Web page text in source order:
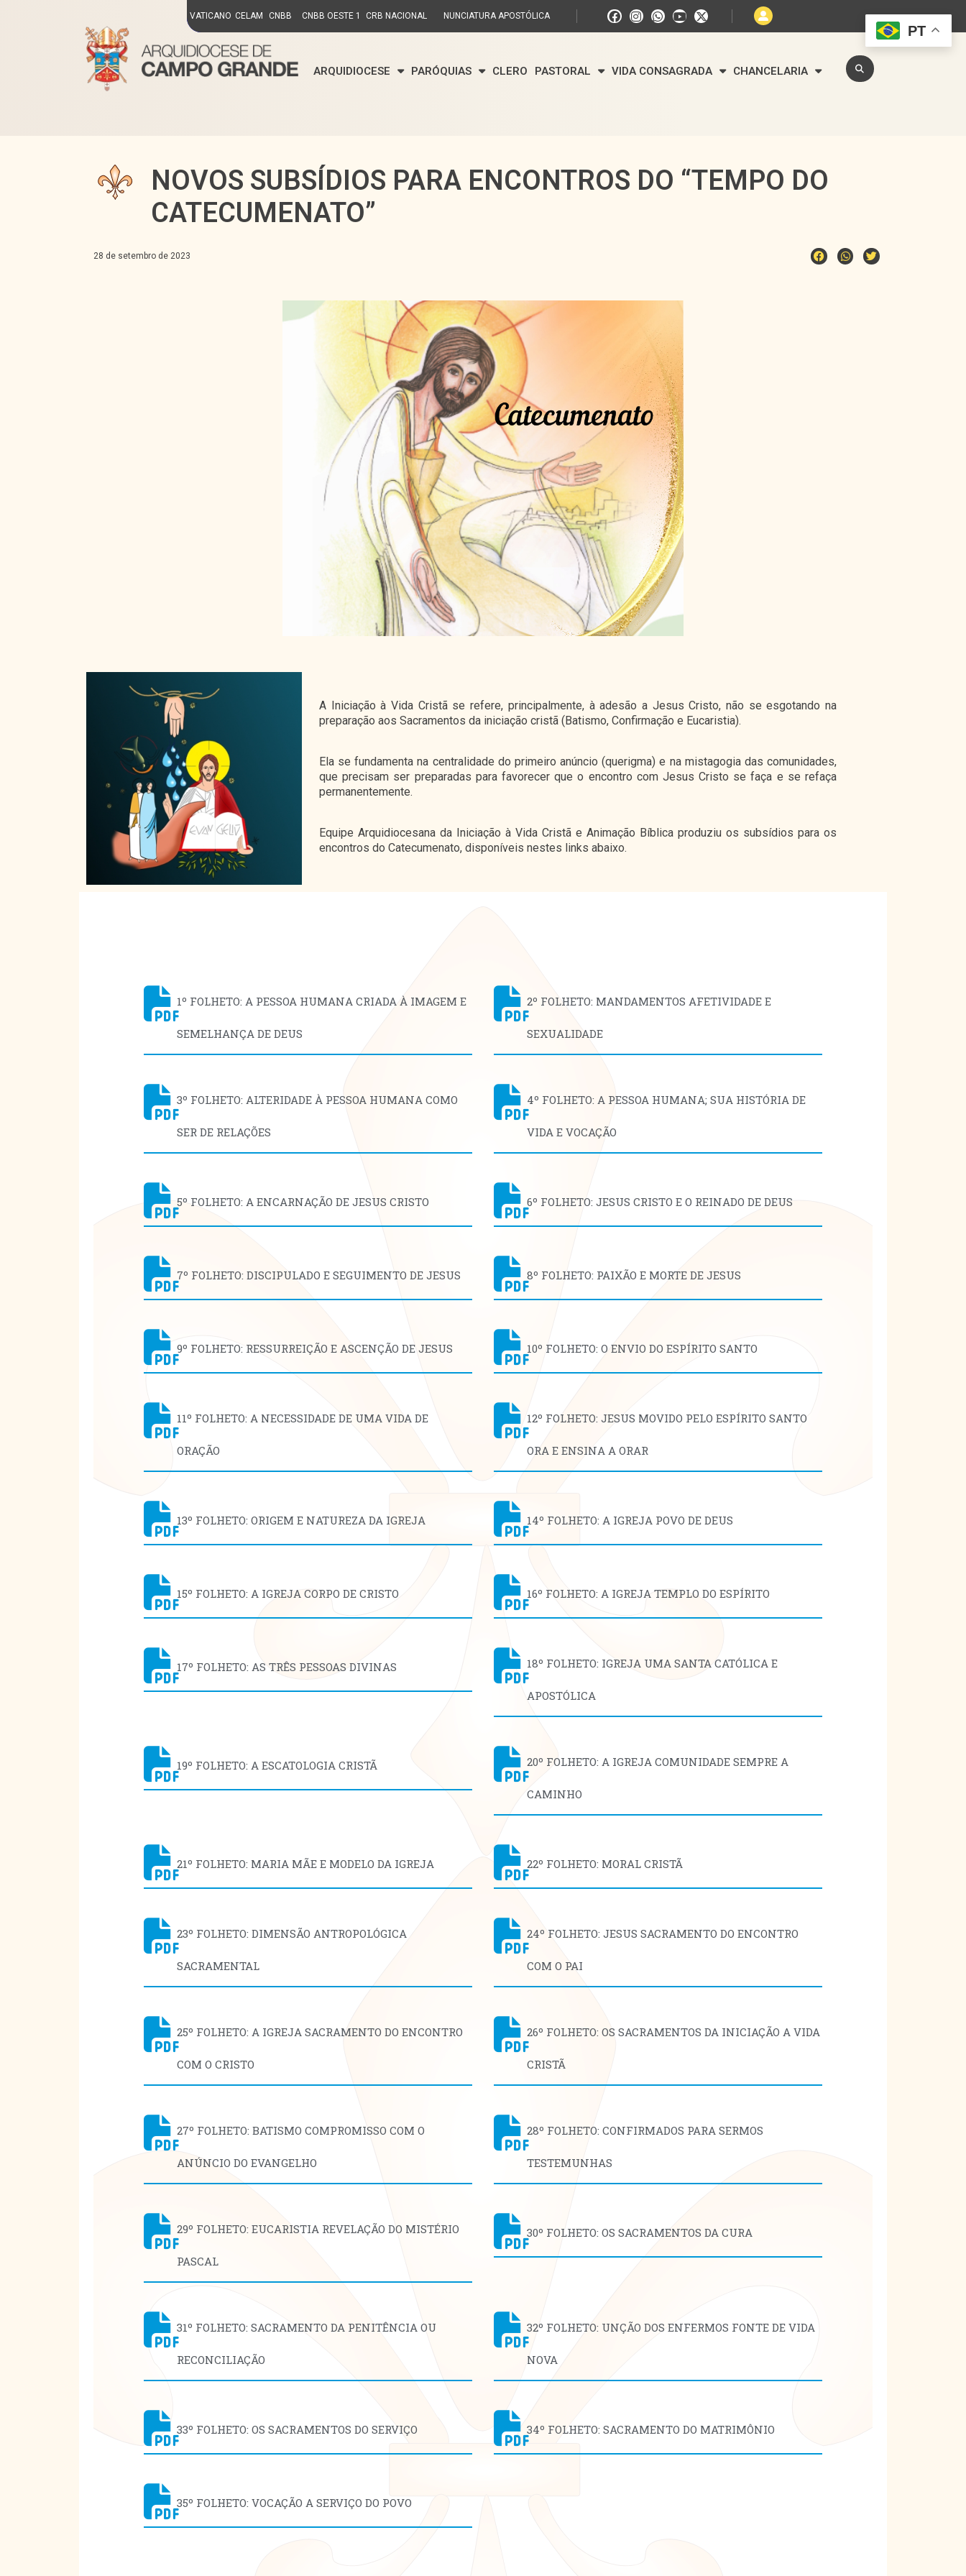
VATICANO CELAM CNBB CNBB OESTE 1 CRB NACIONAL NUNCIATURA APOSTÓLICA
ARQUIDIOCESE PARÓQUIAS CLERO PASTORAL VIDA CONSAGRADA CHANCELARIA
NOVOS SUBSÍDIOS PARA ENCONTROS DO “TEMPO DO
CATECUMENATO”
28 de setembro de 2023
A Iniciação à Vida Cristã se refere, principalmente, à adesão a Jesus Cristo, não se esgotando na
preparação aos Sacramentos da iniciação cristã (Batismo, Confirmação e Eucaristia).
Ela se fundamenta na centralidade do primeiro anúncio (querigma) e na mistagogia das comunidades,
que precisam ser preparadas para favorecer que o encontro com Jesus Cristo se faça e se refaça
permanentemente.
Equipe Arquidiocesana da Iniciação à Vida Cristã e Animação Bíblica produziu os subsídios para os
encontros do Catecumenato, disponíveis nestes links abaixo.
1º FOLHETO: A PESSOA HUMANA CRIADA À IMAGEM E
SEMELHANÇA DE DEUS
2º FOLHETO: MANDAMENTOS AFETIVIDADE E
SEXUALIDADE
3º FOLHETO: ALTERIDADE À PESSOA HUMANA COMO
SER DE RELAÇÕES
4º FOLHETO: A PESSOA HUMANA; SUA HISTÓRIA DE
VIDA E VOCAÇÃO
5º FOLHETO: A ENCARNAÇÃO DE JESUS CRISTO 6º FOLHETO: JESUS CRISTO E O REINADO DE DEUS
7º FOLHETO: DISCIPULADO E SEGUIMENTO DE JESUS 8º FOLHETO: PAIXÃO E MORTE DE JESUS
9º FOLHETO: RESSURREIÇÃO E ASCENÇÃO DE JESUS 10º FOLHETO: O ENVIO DO ESPÍRITO SANTO
11º FOLHETO: A NECESSIDADE DE UMA VIDA DE
ORAÇÃO
12º FOLHETO: JESUS MOVIDO PELO ESPÍRITO SANTO
ORA E ENSINA A ORAR
13º FOLHETO: ORIGEM E NATUREZA DA IGREJA 14º FOLHETO: A IGREJA POVO DE DEUS
15º FOLHETO: A IGREJA CORPO DE CRISTO 16º FOLHETO: A IGREJA TEMPLO DO ESPÍRITO
17º FOLHETO: AS TRÊS PESSOAS DIVINAS 18º FOLHETO: IGREJA UMA SANTA CATÓLICA E
APOSTÓLICA
19º FOLHETO: A ESCATOLOGIA CRISTÃ 20º FOLHETO: A IGREJA COMUNIDADE SEMPRE A
CAMINHO
21º FOLHETO: MARIA MÃE E MODELO DA IGREJA 22º FOLHETO: MORAL CRISTÃ
23º FOLHETO: DIMENSÃO ANTROPOLÓGICA
SACRAMENTAL
24º FOLHETO: JESUS SACRAMENTO DO ENCONTRO
COM O PAI
25º FOLHETO: A IGREJA SACRAMENTO DO ENCONTRO
COM O CRISTO
26º FOLHETO: OS SACRAMENTOS DA INICIAÇÃO A VIDA
CRISTÃ
27º FOLHETO: BATISMO COMPROMISSO COM O
ANÚNCIO DO EVANGELHO
28º FOLHETO: CONFIRMADOS PARA SERMOS
TESTEMUNHAS
29º FOLHETO: EUCARISTIA REVELAÇÃO DO MISTÉRIO
PASCAL
30º FOLHETO: OS SACRAMENTOS DA CURA
31º FOLHETO: SACRAMENTO DA PENITÊNCIA OU
RECONCILIAÇÃO
32º FOLHETO: UNÇÃO DOS ENFERMOS FONTE DE VIDA
NOVA
33º FOLHETO: OS SACRAMENTOS DO SERVIÇO 34º FOLHETO: SACRAMENTO DO MATRIMÔNIO
35º FOLHETO: VOCAÇÃO A SERVIÇO DO POVO
PT